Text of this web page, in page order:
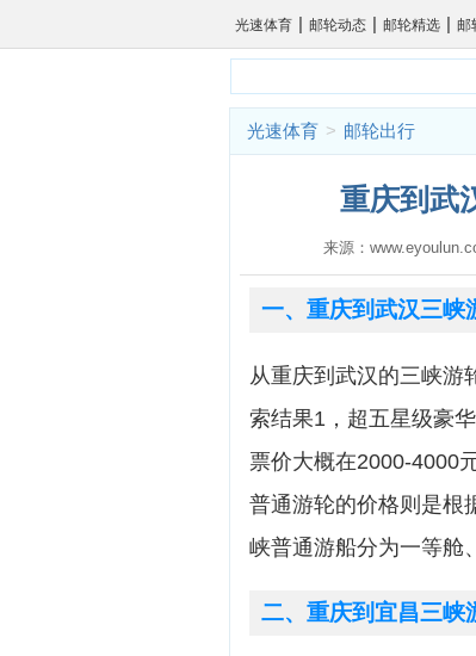
光速体育 | 邮轮动态 | 邮轮精选 | 邮
光速体育 > 邮轮出行
重庆到武
来源：
一、重庆到武汉三峡
从重庆到武汉的三峡游
索结果1，超五星级豪
票价大概在2000-4000
普通游轮的价格则是根
峡普通游船分为一等舱
二、重庆到宜昌三峡